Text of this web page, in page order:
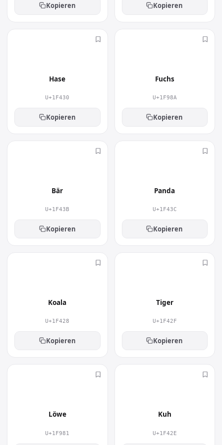
Kopieren Kopieren
Hase
U+1F430
Kopieren
Fuchs
U+1F98A
Kopieren
Bär
U+1F43B
Kopieren
Panda
U+1F43C
Kopieren
Koala
U+1F428
Kopieren
Tiger
U+1F42F
Kopieren
Löwe
U+1F981
Kuh
U+1F42E